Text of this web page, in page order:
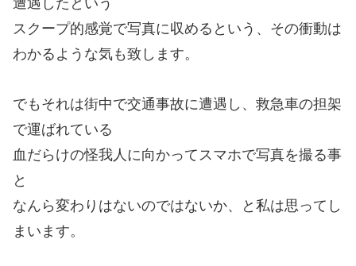
スクープ的感覚で写真に収めるという、その衝動は
わかるような気も致します。
でもそれは街中で交通事故に遭遇し、救急車の担架
で運ばれている
血だらけの怪我人に向かってスマホで写真を撮る事
と
なんら変わりはないのではないか、と私は思ってし
まいます。